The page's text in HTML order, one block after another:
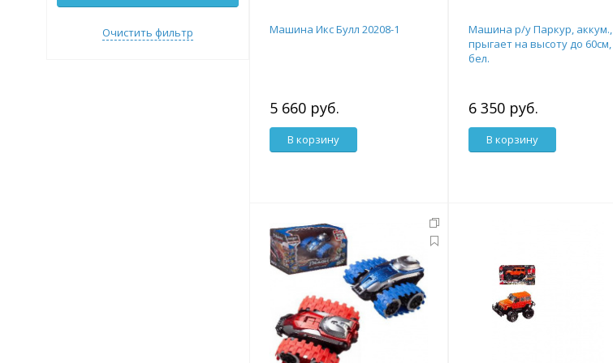
Очистить фильтр Машина Икс Булл 20208-1
5 660 руб.
В корзину
Машина р/у Паркур, аккум.,
прыгает на высоту до 60см,
бел.
6 350 руб.
В корзину